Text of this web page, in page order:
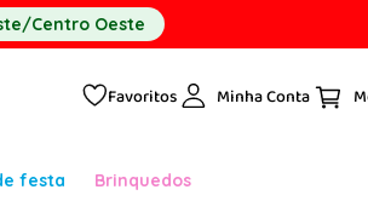
Centro Oeste
Favoritos Minha Conta
festa Brinquedos